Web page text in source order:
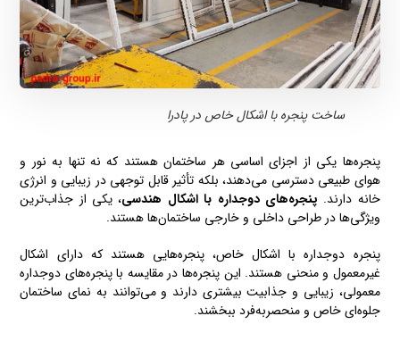
ساخت پنجره با اشکال خاص در پادرا
پنجره‌ها یکی از اجزای اساسی هر ساختمان هستند که نه تنها به نور و
هوای طبیعی دسترسی می‌دهند، بلکه تأثیر قابل توجهی در زیبایی و انرژی
خانه دارند. پنجره‌های دوجداره با اشکال هندسی، یکی از جذاب‌ترین
ویژگی‌ها در طراحی داخلی و خارجی ساختمان‌ها هستند.
پنجره دوجداره با اشکال خاص، پنجره‌هایی هستند که دارای اشکال
غیرمعمول و منحنی هستند. این پنجره‌ها در مقایسه با پنجره‌های دوجداره
معمولی، زیبایی و جذابیت بیشتری دارند و می‌توانند به نمای ساختمان
جلوه‌ای خاص و منحصربه‌فرد ببخشند.